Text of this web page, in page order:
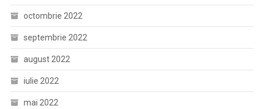
octombrie 2022
septembrie 2022
august 2022
iulie 2022
mai 2022